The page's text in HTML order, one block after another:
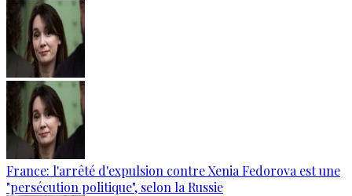
France: l'arrêté d'expulsion contre Xenia Fedorova est une
"persécution politique", selon la Russie